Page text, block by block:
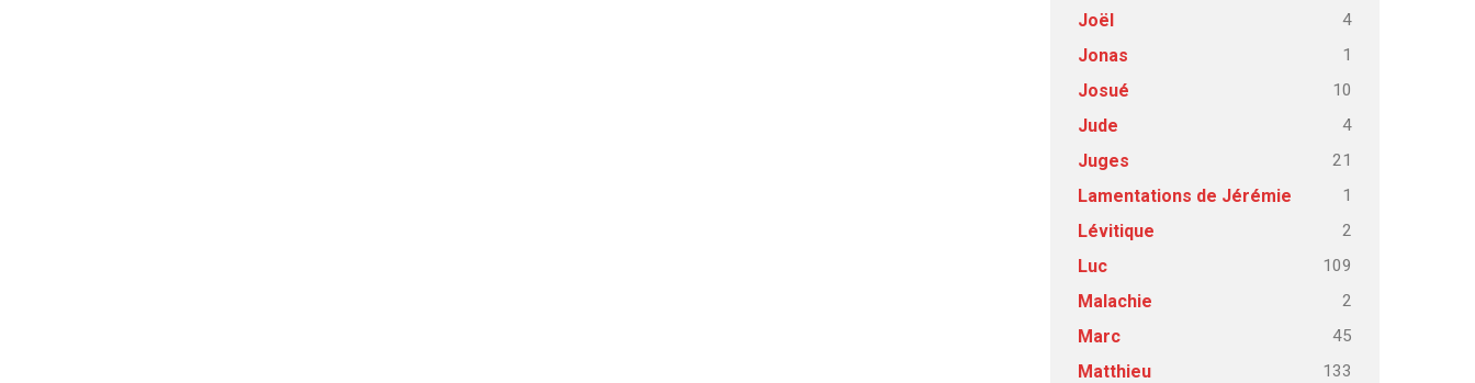
Joël 4
Jonas 1
Josué 10
Jude 4
Juges 21
Lamentations de Jérémie 1
Lévitique 2
Luc 109
Malachie 2
Marc 45
Matthieu 133